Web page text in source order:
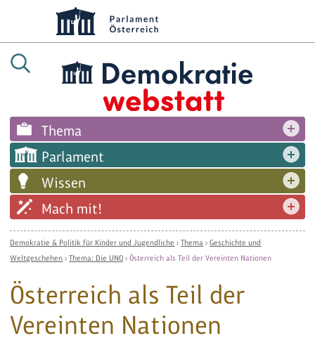
Thema
Parlament
Wissen
Mach mit!
Demokratie & Politik für Kinder und Jugendliche ›Thema ›Geschichte und
Weltgeschehen ›Thema: Die UNO ›Österreich als Teil der Vereinten Nationen
Österreich als Teil der
Vereinten Nationen